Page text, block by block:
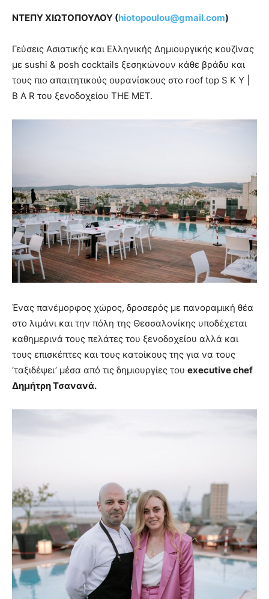
ΝΤΕΠΥ ΧΙΩΤΟΠΟΥΛΟΥ (hiotopoulou@gmail.com)
Γεύσεις Ασιατικής και Ελληνικής Δημιουργικής κουζίνας
με sushi & posh cocktails ξεσηκώνουν κάθε βράδυ και
τους πιο απαιτητικούς ουρανίσκους στο roof top S K Y |
B A R του ξενοδοχείου ΤΗΕ ΜΕΤ.
Ένας πανέμορφος χώρος, δροσερός με πανοραμική θέα
στο λιμάνι και την πόλη της Θεσσαλονίκης υποδέχεται
καθημερινά τους πελάτες του ξενοδοχείου αλλά και
τους επισκέπτες και τους κατοίκους της για να τους
‘ταξιδέψει’ μέσα από τις δημιουργίες του executive chef
Δημήτρη Τσανανά.